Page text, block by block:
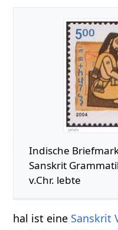
Indische
Sanskrit
v.Chr. lebte
hal ist eine Sanskrit